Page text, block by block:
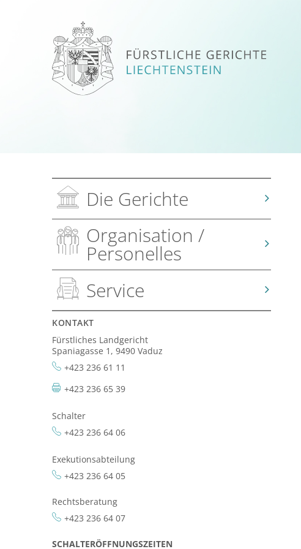
Die Gerichte
Organisation /
Personelles
Service
KONTAKT
Fürstliches Landgericht
Spaniagasse 1, 9490 Vaduz
+423 236 61 11
+423 236 65 39
Schalter
+423 236 64 06
Exekutionsabteilung
+423 236 64 05
Rechtsberatung
+423 236 64 07
SCHALTERÖFFNUNGSZEITEN